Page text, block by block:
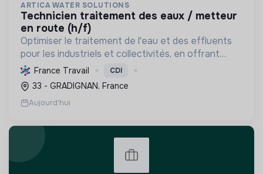
ARTICA WATER SOLUTIONS
technicien traitement des eaux / metteur
en route (h/f)
Optimiser le traitement de l'eau et des effluents
pour les industriels et collectivités, en offrant
expertise, support et formation, afin de garantir
une gestion durable et efficace de cette
ressource...
France Travail CDI
33 - GRADIGNAN, France
Aujourd'hui